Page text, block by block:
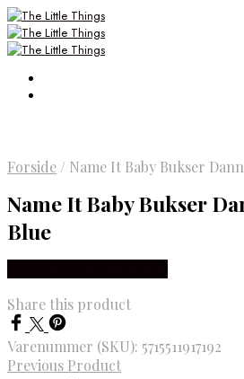
Forside / Name It Baby Bukser
Name It Baby Bukser
Blue
Share this product
Varenummer (SKU): 5715511917192
Previous Product